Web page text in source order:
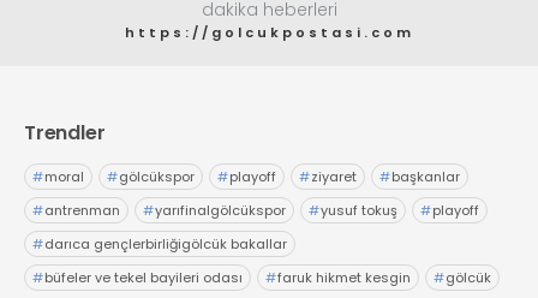
dakika heberleri
https://golcukpostasi.com
Trendler
#moral #gölcükspor #playoff #ziyaret #başkanlar
#antrenman #yarıfinalgölcükspor #yusuf tokuş #playoff
#darıca gençlerbirliğigölcük bakallar
#büfeler ve tekel bayileri odası #faruk hikmet kesgin #gölcük